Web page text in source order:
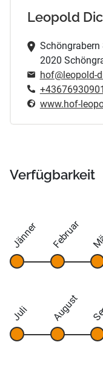
Leopold
Schöngrabern
2020
hof@leopold-
www.hof-
Verfügbarkeit
Jänner Februar
Juli August